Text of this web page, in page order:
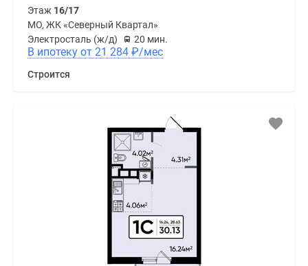
Этаж 16/17
МО, ЖК «Северный Квартал»
Электросталь (ж/д)
20 мин.
В ипотеку от 21 284 ₽/мес
Строится